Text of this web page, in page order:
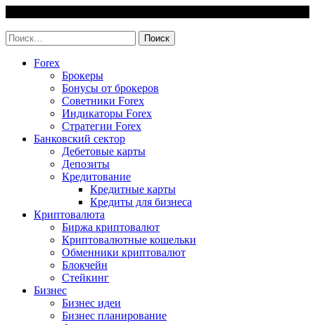
content
Найти:
Forex
Брокеры
Бонусы от брокеров
Советники Forex
Индикаторы Forex
Стратегии Forex
Банковский сектор
Дебетовые карты
Депозиты
Кредитование
Кредитные карты
Кредиты для бизнеса
Криптовалюта
Биржа криптовалют
Криптовалютные кошельки
Обменники криптовалют
Блокчейн
Стейкинг
Бизнес
Бизнес идеи
Бизнес планирование